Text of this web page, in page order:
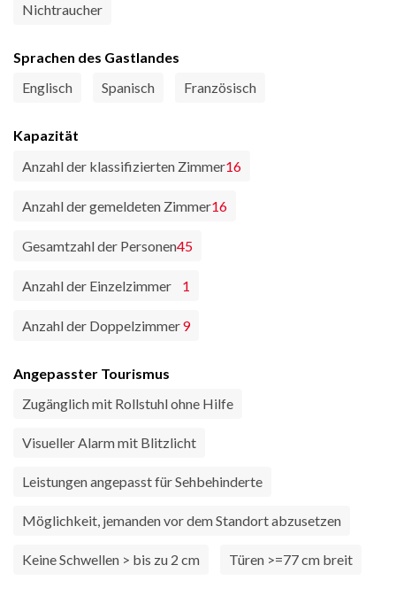
Nichtraucher
Sprachen des Gastlandes
Englisch
Spanisch Französisch
Kapazität
Anzahl der klassifizierten Zimmer16
Anzahl der gemeldeten Zimmer16
Gesamtzahl der Personen45
Anzahl der Einzelzimmer 1
Anzahl der Doppelzimmer9
Angepasster Tourismus
Zugänglich mit Rollstuhl ohne Hilfe
Visueller Alarm mit Blitzlicht
Leistungen angepasst für Sehbehinderte
Möglichkeit, jemanden vor dem Standort abzusetzen
Keine Schwellen > bis zu 2 cm Türen >=77 cm breit